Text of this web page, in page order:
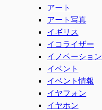
アート
アート写真
イギリス
イコライザー
イノベーション
イベント
イベント情報
イヤフォン
イヤホン